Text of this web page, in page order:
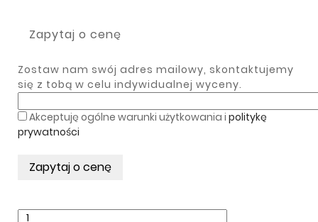
Zapytaj o cenę
Zostaw nam swój adres mailowy, skontaktujemy
się z tobą w celu indywidualnej wyceny.
Akceptuję ogólne warunki użytkowania i politykę
prywatności